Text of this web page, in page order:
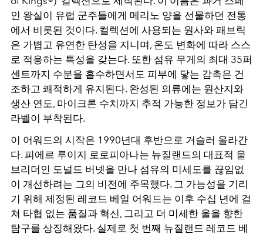
인 왕실이 유럽 군주들에게 메리노 양을 선물하던 전통
에서 비롯된 것이다. 컬렉션에 사용되는 원사와 패브릭
은 가볍고 유연한 탄성을 지니며, 온도 변화에 따라 스스
로 적응하는 특성을 갖는다. 또한 섬유 무게의 최대 35퍼
센트까지 수분을 흡수하면서도 피부에 닿는 감촉은 건
조하고 쾌적하게 유지된다. 완성된 의류에는 원산지와
생산 연도, 마이크론 수치까지 추적 가능한 정보가 담긴
라벨이 부착된다.
이 어워드의 시작은 1990년대 후반으로 거슬러 올라간
다. 피에르 루이지 로로피아나는 뉴질랜드의 대표적 울
브리더인 도널드 버넷을 만나 섬유의 미세도를 끊임없
이 개선하려는 그의 비전에 주목했다. 그 가능성을 기리
기 위해 제정된 레코드 베일 어워드는 이후 수십 년에 걸
쳐 타협 없는 품질과 혁신, 그리고 더 미세한 울을 향한
탐구를 상징해왔다. 실제로 첫 번째 뉴질랜드 레코드 베